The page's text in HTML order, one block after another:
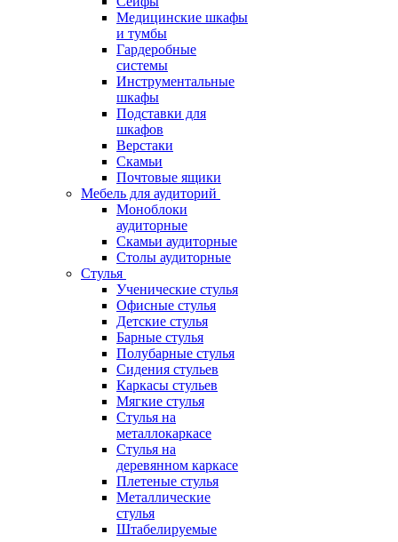
Медицинские шкафы
и тумбы
Гардеробные
системы
Инструментальные
шкафы
Подставки для
шкафов
Верстаки
Скамьи
Почтовые ящики
Мебель для аудиторий
Моноблоки
аудиторные
Скамьи аудиторные
Столы аудиторные
Стулья
Ученические стулья
Офисные стулья
Детские стулья
Барные стулья
Полубарные стулья
Сидения стульев
Каркасы стульев
Мягкие стулья
Стулья на
металлокаркасе
Стулья на
деревянном каркасе
Плетеные стулья
Металлические
стулья
Штабелируемые